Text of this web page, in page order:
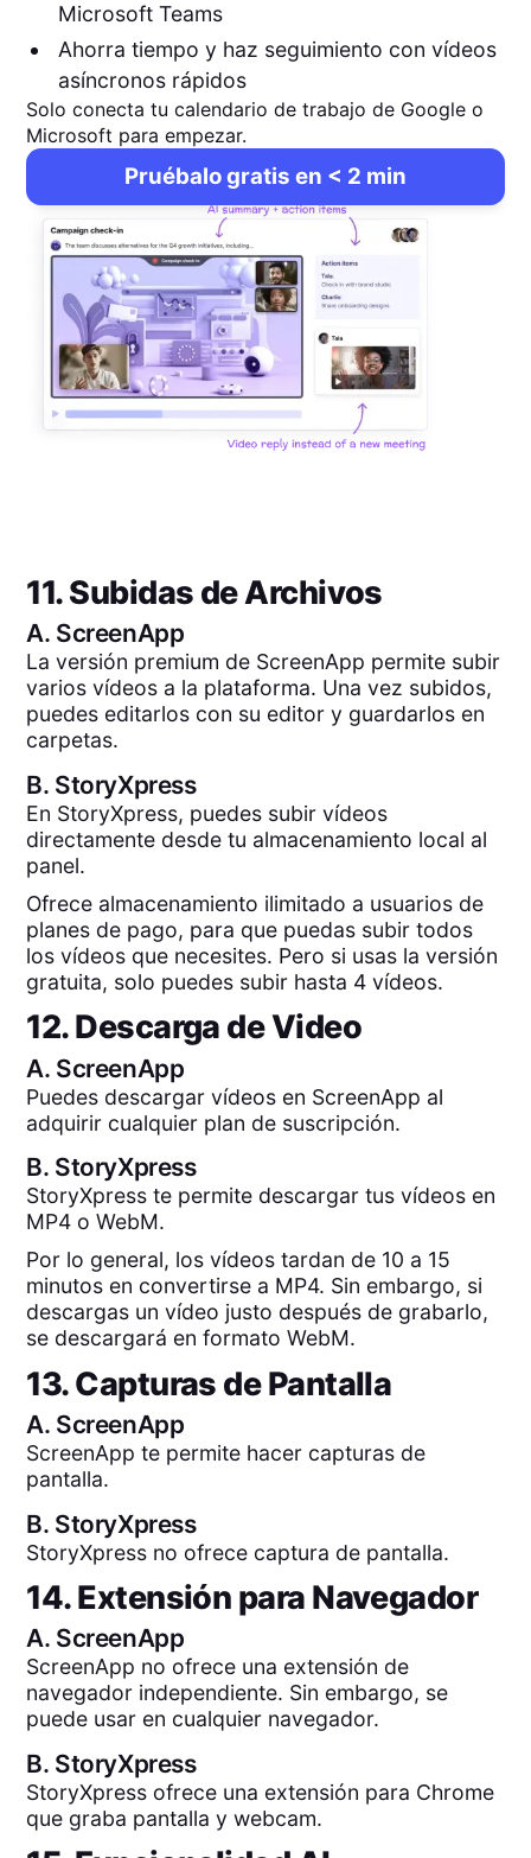
Microsoft Teams
Ahorra tiempo y haz seguimiento con vídeos
asíncronos rápidos
Solo conecta tu calendario de trabajo de Google o
Microsoft para empezar.
Pruébalo gratis en < 2 min
11. Subidas de Archivos
A. ScreenApp
La versión premium de ScreenApp permite subir
varios vídeos a la plataforma. Una vez subidos,
puedes editarlos con su editor y guardarlos en
carpetas.
B. StoryXpress
En StoryXpress, puedes subir vídeos
directamente desde tu almacenamiento local al
panel.
Ofrece almacenamiento ilimitado a usuarios de
planes de pago, para que puedas subir todos
los vídeos que necesites. Pero si usas la versión
gratuita, solo puedes subir hasta 4 vídeos.
12. Descarga de Video
A. ScreenApp
Puedes descargar vídeos en ScreenApp al
adquirir cualquier plan de suscripción.
B. StoryXpress
StoryXpress te permite descargar tus vídeos en
MP4 o WebM.
Por lo general, los vídeos tardan de 10 a 15
minutos en convertirse a MP4. Sin embargo, si
descargas un vídeo justo después de grabarlo,
se descargará en formato WebM.
13. Capturas de Pantalla
A. ScreenApp
ScreenApp te permite hacer capturas de
pantalla.
B. StoryXpress
StoryXpress no ofrece captura de pantalla.
14. Extensión para Navegador
A. ScreenApp
ScreenApp no ofrece una extensión de
navegador independiente. Sin embargo, se
puede usar en cualquier navegador.
B. StoryXpress
StoryXpress ofrece una extensión para Chrome
que graba pantalla y webcam.